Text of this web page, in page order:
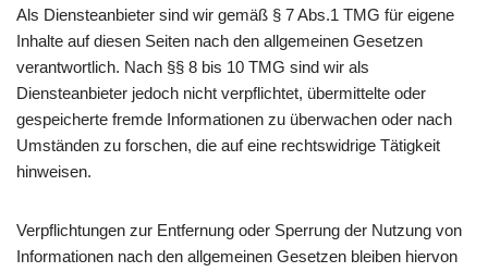
Als Diensteanbieter sind wir gemäß § 7 Abs.1 TMG für eigene
Inhalte auf diesen Seiten nach den allgemeinen Gesetzen
verantwortlich. Nach §§ 8 bis 10 TMG sind wir als
Diensteanbieter jedoch nicht verpflichtet, übermittelte oder
gespeicherte fremde Informationen zu überwachen oder nach
Umständen zu forschen, die auf eine rechtswidrige Tätigkeit
hinweisen.
Verpflichtungen zur Entfernung oder Sperrung der Nutzung von
Informationen nach den allgemeinen Gesetzen bleiben hiervon